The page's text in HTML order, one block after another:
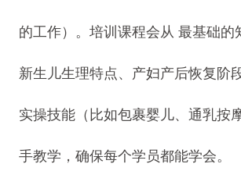
的工作）。培训课程会从 最基础的
新生儿生理特点、产妇产后恢复阶
实操技能（比如包裹婴儿、通乳按
手教学，确保每个学员都能学会。